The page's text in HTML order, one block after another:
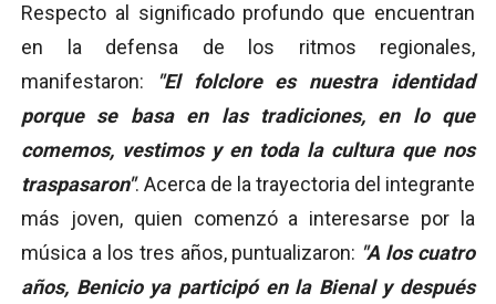
Respecto al significado profundo que encuentran
en la defensa de los ritmos regionales,
manifestaron:
"El folclore es nuestra identidad
porque se basa en las tradiciones, en lo que
comemos, vestimos y en toda la cultura que nos
traspasaron". Acerca de la trayectoria del integrante
más joven, quien comenzó a interesarse por la
música a los tres años, puntualizaron: "A los cuatro
años, Benicio ya participó en la Bienal y después